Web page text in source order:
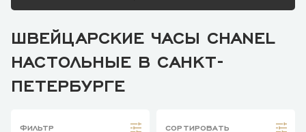
ШВЕЙЦАРСКИЕ ЧАСЫ CHANEL
НАСТОЛЬНЫЕ В САНКТ-
ПЕТЕРБУРГЕ
ФИЛЬТР СОРТИРОВАТЬ